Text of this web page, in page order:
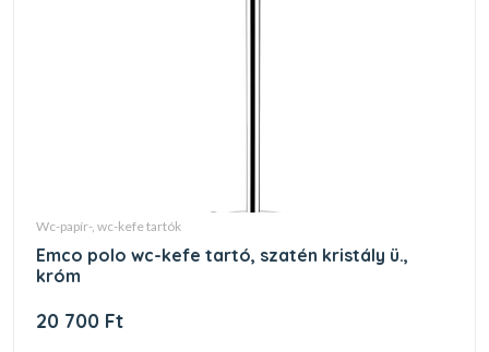
wc-papír-, wc-kefe tartók
emco polo wc-kefe tartó, szatén kristály ü.,
króm
20 700 Ft